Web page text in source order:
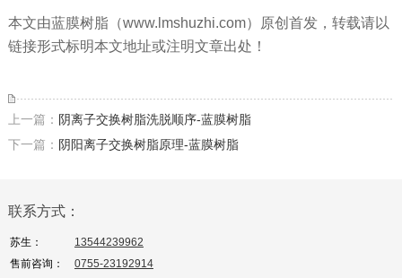
本文由蓝膜树脂（www.lmshuzhi.com）原创首发，转载请以
链接形式标明本文地址或注明文章出处！
上一篇： 阴离子交换树脂洗脱顺序-蓝膜树脂
下一篇： 阴阳离子交换树脂原理-蓝膜树脂
联系方式：
苏生：
13544239962
售前咨询：
0755-23192914